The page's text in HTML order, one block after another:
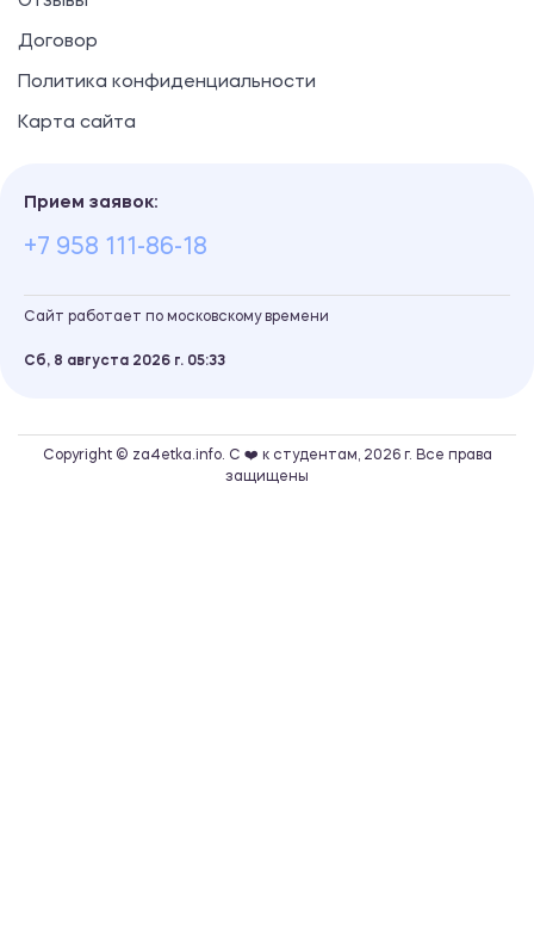
Договор
Политика конфиденциальности
Карта сайта
Прием заявок:
+7 958 111-86-18
Сайт работает по московскому времени
Сб, 8 августа 2026 г. 05:33
Copyright © za4etka.info. С ❤️ к студентам, 2026 г. Все права
защищены